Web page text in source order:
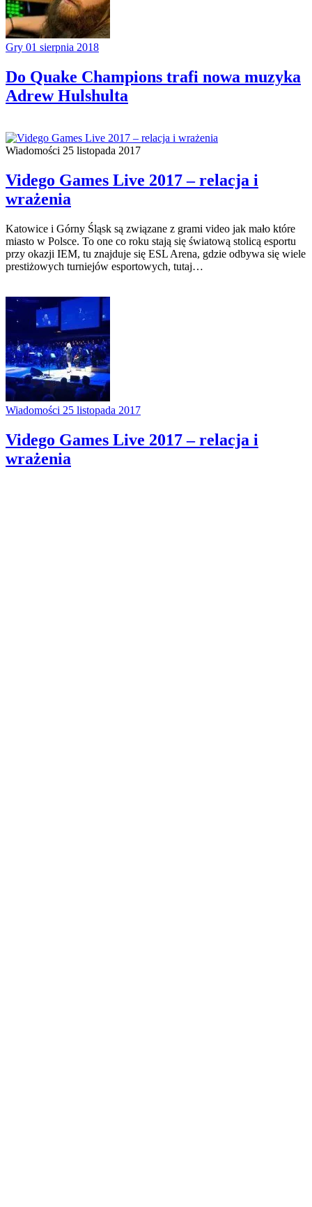
Gry 01 sierpnia 2018
Do Quake Champions trafi nowa muzyka
Adrew Hulshulta
Wiadomości 25 listopada 2017
Vidego Games Live 2017 – relacja i
wrażenia
Katowice i Górny Śląsk są związane z grami video jak mało które
miasto w Polsce. To one co roku stają się światową stolicą esportu
przy okazji IEM, tu znajduje się ESL Arena, gdzie odbywa się wiele
prestiżowych turniejów esportowych, tutaj…
Wiadomości 25 listopada 2017
Vidego Games Live 2017 – relacja i
wrażenia